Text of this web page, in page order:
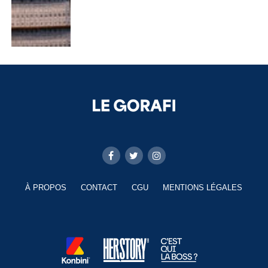
À PROPOS CONTACT CGU MENTIONS LÉGALES